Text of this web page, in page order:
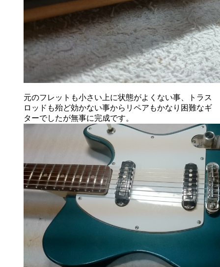
元のフレットも小さい上に状態がよくない事、トラス
ロッドも殆ど効かない事からリペアもかなり困難なギ
ターでしたが無事に完成です。